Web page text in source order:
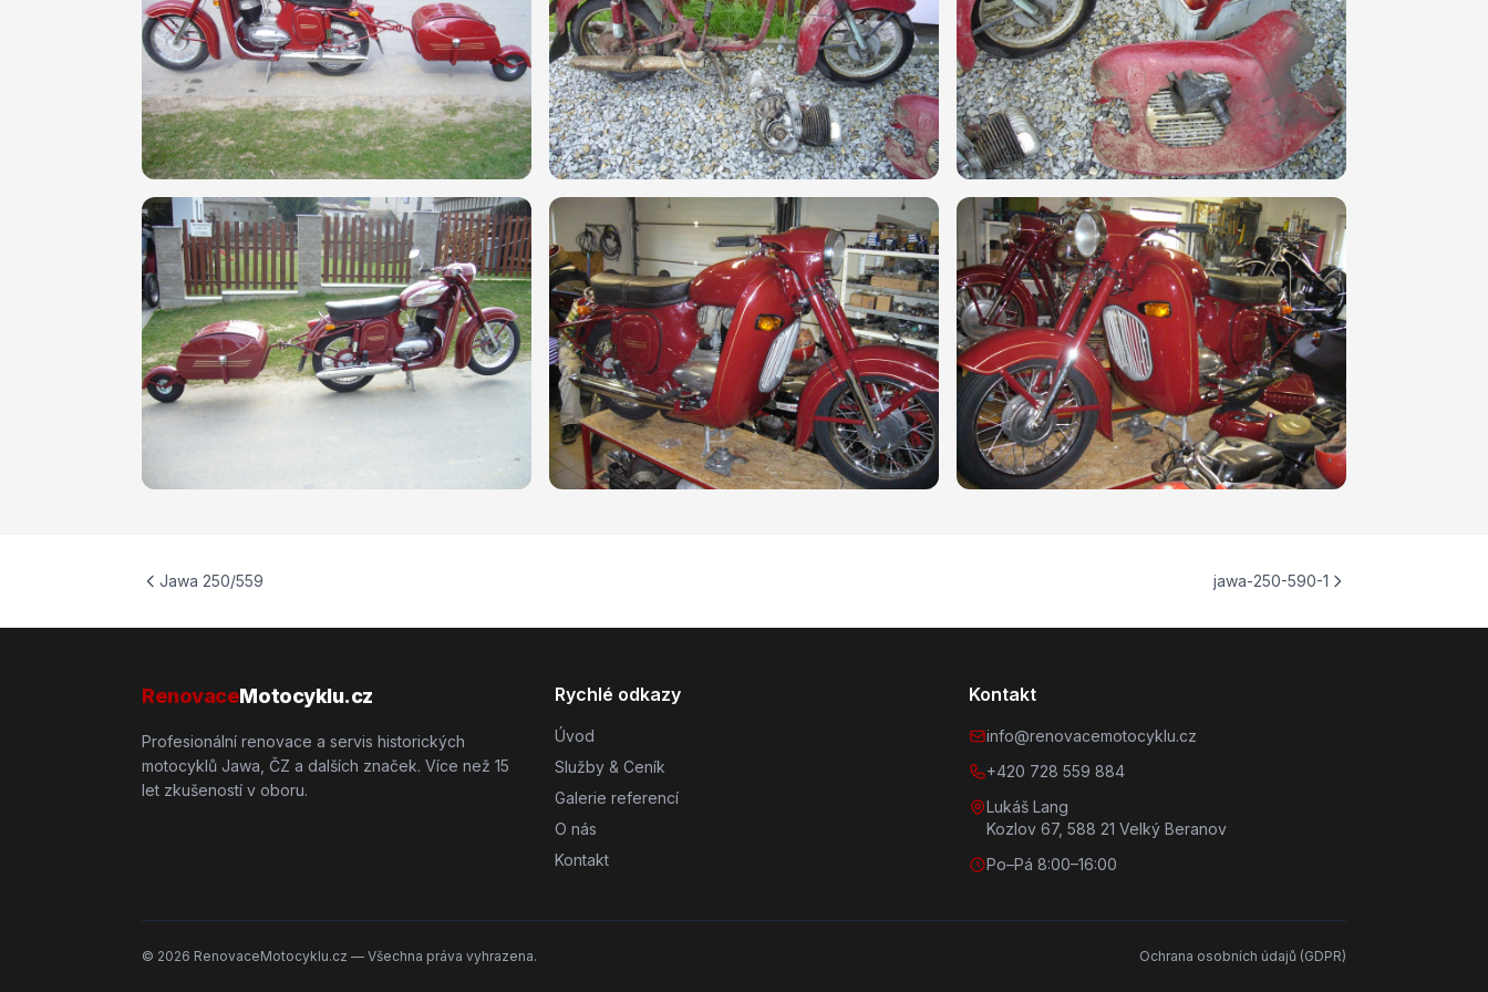
Jawa 250/559 jawa-250-590-1
RenovaceMotocyklu.cz
Profesionální renovace a servis historických
motocyklů Jawa, ČZ a dalších značek. Více než 15
let zkušeností v oboru.
Rychlé odkazy
Úvod
Služby & Ceník
Galerie referencí
O nás
Kontakt
Kontakt
info@renovacemotocyklu.cz
+420 728 559 884
Lukáš Lang
Kozlov 67, 588 21 Velký Beranov
Po–Pá 8:00–16:00
© 2026 RenovaceMotocyklu.cz — Všechna práva vyhrazena. Ochrana osobních údajů (GDPR)